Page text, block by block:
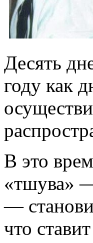
Десять
году как
В это
«тшува»
—
что